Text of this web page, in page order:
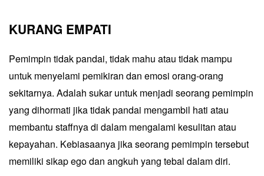
KURANG EMPATI
Pemimpin tidak pandai, tidak mahu atau tidak mampu
untuk menyelami pemikiran dan emosi orang-orang
sekitarnya. Adalah sukar untuk menjadi seorang pemimpin
yang dihormati jika tidak pandai mengambil hati atau
membantu staffnya di dalam mengalami kesulitan atau
kepayahan. Kebiasaanya jika seorang pemimpin tersebut
memiliki sikap ego dan angkuh yang tebal dalam diri.